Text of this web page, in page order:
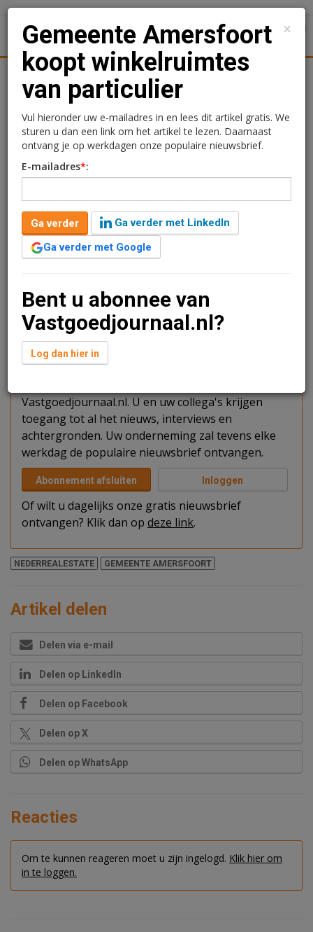
Juridisch | Fiscaal Transacties
Gemeente Amersfoort
koopt winkelruimtes van
particulier
Redactie
21 mei 2025 om 09:37
één jaar geleden aangepast
1 minuut leestijd
De gemeente Amersfoort heeft vijf winkelruimtes aan
complex met diverse commerciële units.
Verder lezen?
U kunt het artikel niet volledig lezen omdat u nog
Vastgoedjournaal.nl. U en uw collega's krijgen
toegang tot al het nieuws, interviews en
achtergronden. Uw onderneming zal tevens elke
werkdag de populaire nieuwsbrief ontvangen.
Abonnement afsluiten Inloggen
Of wilt u dagelijks onze gratis nieuwsbrief
ontvangen? Klik dan op deze link.
NEDERREALESTATE GEMEENTE AMERSFOORT
Artikel delen
Delen via e-mail
Delen op LinkedIn
Delen op Facebook
Delen op X
Delen op WhatsApp
Reacties
Om te kunnen reageren moet u zijn ingelogd. Klik hier om
in te loggen.
×
Gemeente Amersfoort
koopt winkelruimtes
van particulier
Vul hieronder uw e-mailadres in en lees dit artikel gratis. We
sturen u dan een link om het artikel te lezen. Daarnaast
ontvang je op werkdagen onze populaire nieuwsbrief.
E-mailadres*:
Ga verder
Ga verder met LinkedIn
Ga verder met Google
Bent u abonnee van
Vastgoedjournaal.nl?
Log dan hier in